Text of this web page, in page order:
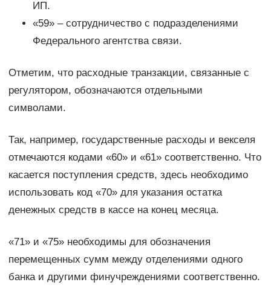
ИП.
«59» – сотрудничество с подразделениями
Федерального агентства связи.
Отметим, что расходные транзакции, связанные с
регулятором, обозначаются отдельными
символами.
Так, например, государственные расходы и векселя
отмечаются кодами «60» и «61» соответственно. Что
касается поступления средств, здесь необходимо
использовать код «70» для указания остатка
денежных средств в кассе на конец месяца.
«71» и «75» необходимы для обозначения
перемещенных сумм между отделениями одного
банка и другими финучреждениями соответственно.